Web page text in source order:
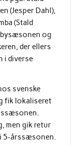
(Jesper Dahl),
(Stald
og
der ellers
i diverse
svenske
fik lokaliseret
men gik retur
i 5-årssæsonen.